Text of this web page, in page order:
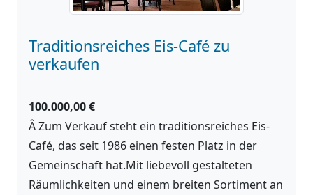
Traditionsreiches Eis-Café zu
verkaufen
100.000,00 €
Â Zum Verkauf steht ein traditionsreiches Eis-
Café, das seit 1986 einen festen Platz in der
Gemeinschaft hat.Mit liebevoll gestalteten
Räumlichkeiten und einem breiten Sortiment an